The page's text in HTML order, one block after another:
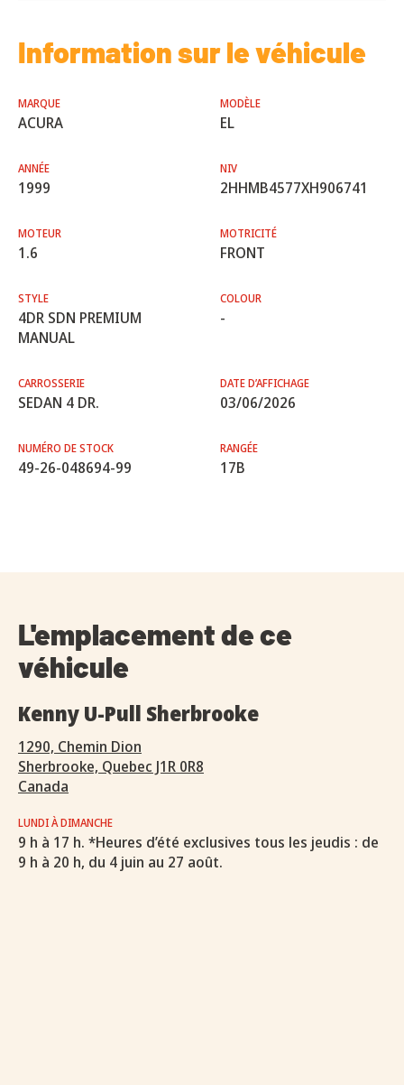
Information sur le véhicule
MARQUE
ACURA
MODÈLE
EL
ANNÉE
1999
NIV
2HHMB4577XH906741
MOTEUR
1.6
MOTRICITÉ
FRONT
STYLE
4DR SDN PREMIUM
MANUAL
COLOUR
-
CARROSSERIE
SEDAN 4 DR.
DATE D’AFFICHAGE
03/06/2026
NUMÉRO DE STOCK
49-26-048694-99
RANGÉE
17B
L'emplacement de ce
véhicule
Kenny U-Pull Sherbrooke
1290, Chemin Dion
Sherbrooke, Quebec J1R 0R8
Canada
LUNDI À DIMANCHE
9 h à 17 h. *Heures d’été exclusives tous les jeudis : de
9 h à 20 h, du 4 juin au 27 août.